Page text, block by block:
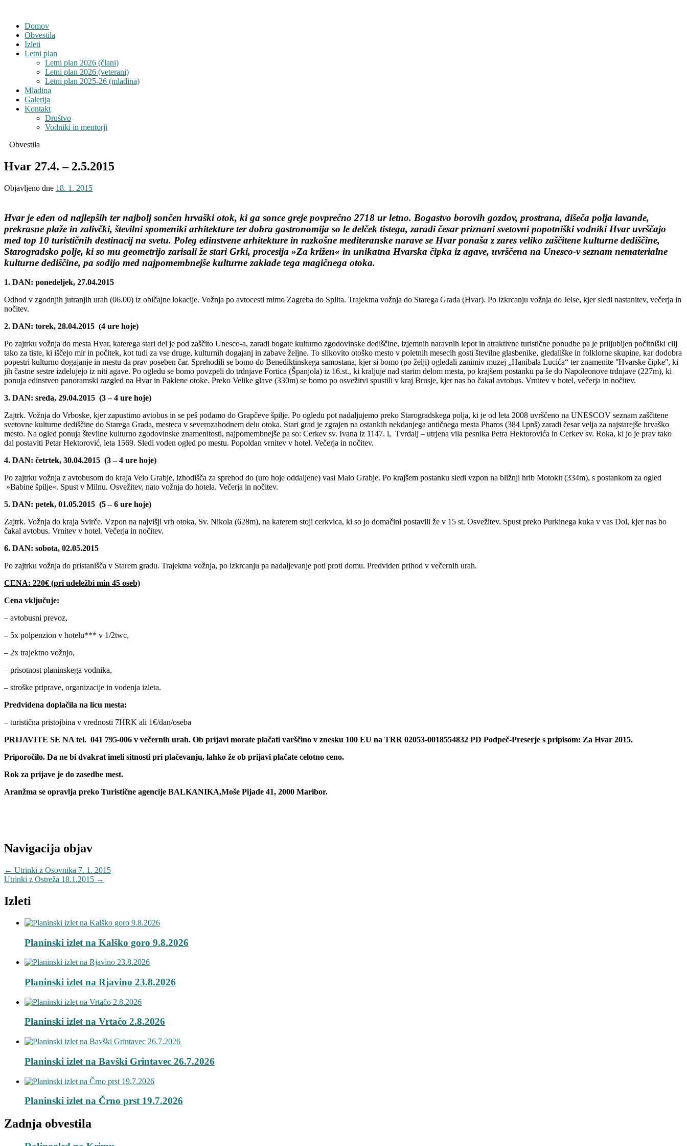
Domov
Obvestila
Izleti
Letni plan
Letni plan 2026 (člani)
Letni plan 2026 (veterani)
Letni plan 2025-26 (mladina)
Mladina
Galerija
Kontakt
Društvo
Vodniki in mentorji
Obvestila
Hvar 27.4. – 2.5.2015
Objavljeno dne 18. 1. 2015
Hvar je eden od najlepših ter najbolj sončen hrvaški otok, ki ga sonce greje povprečno 2718 ur letno. Bogastvo borovih gozdov, prostrana, dišeča polja lavande,
prekrasne plaže in zalivčki, številni spomeniki arhitekture ter dobra gastronomija so le delček tistega, zaradi česar priznani svetovni popotniški vodniki Hvar uvrščajo
med top 10 turističnih destinacij na svetu. Poleg edinstvene arhitekture in razkošne mediteranske narave se Hvar ponaša z zares veliko zaščitene kulturne dediščine,
Starogradsko polje, ki so mu geometrijo zarisali že stari Grki, procesija »Za križen« in unikatna Hvarska čipka iz agave, uvrščena na Unesco-v seznam nematerialne
kulturne dediščine, pa sodijo med najpomembnejše kulturne zaklade tega magičnega otoka.
1. DAN: ponedeljek, 27.04.2015
Odhod v zgodnjih jutranjih urah (06.00) iz običajne lokacije. Vožnja po avtocesti mimo Zagreba do Splita. Trajektna vožnja do Starega Grada (Hvar). Po izkrcanju vožnja do Jelse, kjer sledi nastanitev, večerja in
nočitev.
2. DAN: torek, 28.04.2015 (4 ure hoje)
Po zajtrku vožnja do mesta Hvar, katerega stari del je pod zaščito Unesco-a, zaradi bogate kulturno zgodovinske dediščine, izjemnih naravnih lepot in atraktivne turistične ponudbe pa je priljubljen počitniški cilj
tako za tiste, ki iščejo mir in počitek, kot tudi za vse druge, kulturnih dogajanj in zabave željne. To slikovito otoško mesto v poletnih mesecih gosti številne glasbenike, gledališke in folklorne skupine, kar dodobra
popestri kulturno dogajanje in mestu da prav poseben čar. Sprehodili se bomo do Benediktinskega samostana, kjer si bomo (po želji) ogledali zanimiv muzej „Hanibala Lucića“ ter znamenite ʺHvarske čipkeʺ, ki
jih častne sestre izdelujejo iz niti agave. Po ogledu se bomo povzpeli do trdnjave Fortica (Španjola) iz 16.st., ki kraljuje nad starim delom mesta, po krajšem postanku pa še do Napoleonove trdnjave (227m), ki
ponuja edinstven panoramski razgled na Hvar in Paklene otoke. Preko Velike glave (330m) se bomo po osvežitvi spustili v kraj Brusje, kjer nas bo čakal avtobus. Vrnitev v hotel, večerja in nočitev.
3. DAN: sreda, 29.04.2015 (3 – 4 ure hoje)
Zajtrk. Vožnja do Vrboske, kjer zapustimo avtobus in se peš podamo do Grapčeve špilje. Po ogledu pot nadaljujemo preko Starogradskega polja, ki je od leta 2008 uvrščeno na UNESCOV seznam zaščitene
svetovne kulturne dediščine do Starega Grada, mesteca v severozahodnem delu otoka. Stari grad je zgrajen na ostankih nekdanjega antičnega mesta Pharos (384 l.pnš) zaradi česar velja za najstarejše hrvaško
mesto. Na ogled ponuja številne kulturno zgodovinske znamenitosti, najpomembnejše pa so: Cerkev sv. Ivana iz 1147. l, Tvrdalj – utrjena vila pesnika Petra Hektorovića in Cerkev sv. Roka, ki jo je prav tako
dal postaviti Petar Hektorović, leta 1569. Sledi voden ogled po mestu. Popoldan vrnitev v hotel. Večerja in nočitev.
4. DAN: četrtek, 30.04.2015 (3 – 4 ure hoje)
Po zajtrku vožnja z avtobusom do kraja Velo Grabje, izhodišča za sprehod do (uro hoje oddaljene) vasi Malo Grabje. Po krajšem postanku sledi vzpon na bližnji hrib Motokit (334m), s postankom za ogled
»Babine špilje«. Spust v Milnu. Osvežitev, nato vožnja do hotela. Večerja in nočitev.
5. DAN: petek, 01.05.2015 (5 – 6 ure hoje)
Zajtrk. Vožnja do kraja Svirče. Vzpon na najvišji vrh otoka, Sv. Nikola (628m), na katerem stoji cerkvica, ki so jo domačini postavili že v 15 st. Osvežitev. Spust preko Purkinega kuka v vas Dol, kjer nas bo
čakal avtobus. Vrnitev v hotel. Večerja in nočitev.
6. DAN: sobota, 02.05.2015
Po zajtrku vožnja do pristanišča v Starem gradu. Trajektna vožnja, po izkrcanju pa nadaljevanje poti proti domu. Predviden prihod v večernih urah.
CENA: 220€ (pri udeležbi min 45 oseb)
Cena vključuje:
– avtobusni prevoz,
– 5x polpenzion v hotelu*** v 1/2twc,
– 2x trajektno vožnjo,
– prisotnost planinskega vodnika,
– stroške priprave, organizacije in vodenja izleta.
Predvidena doplačila na licu mesta:
– turistična pristojbina v vrednosti 7HRK ali 1€/dan/oseba
PRIJAVITE SE NA tel. 041 795-006 v večernih urah. Ob prijavi morate plačati varščino v znesku 100 EU na TRR 02053-0018554832 PD Podpeč-Preserje s pripisom: Za Hvar 2015.
Priporočilo. Da ne bi dvakrat imeli sitnosti pri plačevanju, lahko že ob prijavi plačate celotno ceno.
Rok za prijave je do zasedbe mest.
Aranžma se opravlja preko Turistične agencije BALKANIKA,Moše Pijade 41, 2000 Maribor.
Navigacija objav
← Utrinki z Osovnika 7. 1. 2015
Utrinki z Ostreža 18.1.2015 →
Izleti
Planinski izlet na Kalško goro 9.8.2026
Planinski izlet na Rjavino 23.8.2026
Planinski izlet na Vrtačo 2.8.2026
Planinski izlet na Bavški Grintavec 26.7.2026
Planinski izlet na Črno prst 19.7.2026
Zadnja obvestila